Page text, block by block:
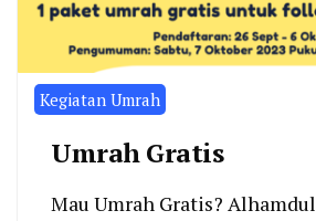
Kegiatan Umrah
Umrah Gratis
Mau Umrah Gratis?